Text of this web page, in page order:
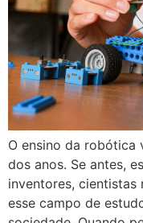
O ensino da robótica
dos anos. Se antes,
inventores, cientistas
esse campo de